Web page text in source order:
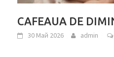
CAFEAUA DE
30 Май 2026 admin